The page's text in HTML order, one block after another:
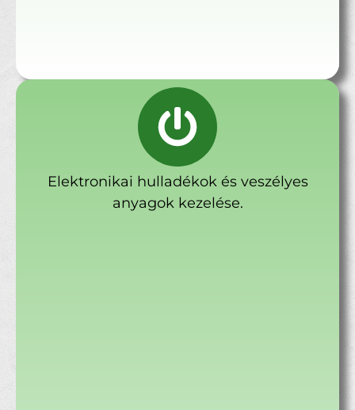
Elektronikai hulladékok és veszélyes
anyagok kezelése.